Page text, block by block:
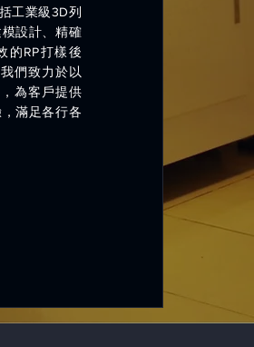
工業級3D列
設計、精確
的RP打樣後
們致力於以
為客戶提供
滿足各行各